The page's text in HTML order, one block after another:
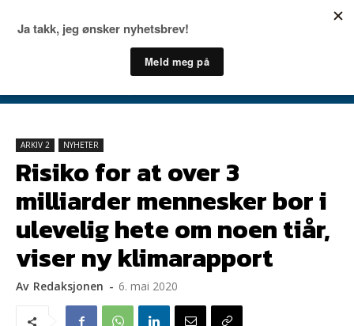
ARKIV 2 NYHETER
Risiko for at over 3
milliarder mennesker bor i
ulevelig hete om noen tiår,
viser ny klimarapport
Av Redaksjonen - 6. mai 2020